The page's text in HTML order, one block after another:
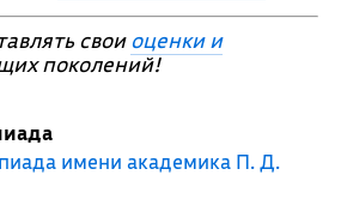
своиоценки и
поколений!
имени академика П. Д.